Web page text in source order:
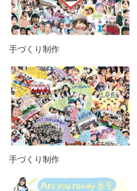
手づくり制作
手づくり制作